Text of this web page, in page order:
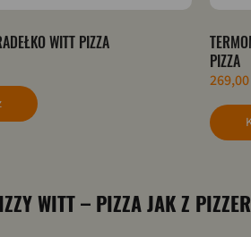
WITT PIZZA
PIZZA
269,00
WITT – PIZZA JAK Z